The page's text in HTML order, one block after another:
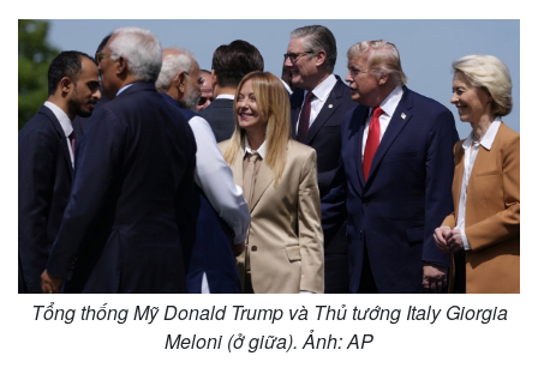
Tổng thống Mỹ Donald Trump và Thủ tướng Italy Giorgia
Meloni (ở giữa). Ảnh: AP